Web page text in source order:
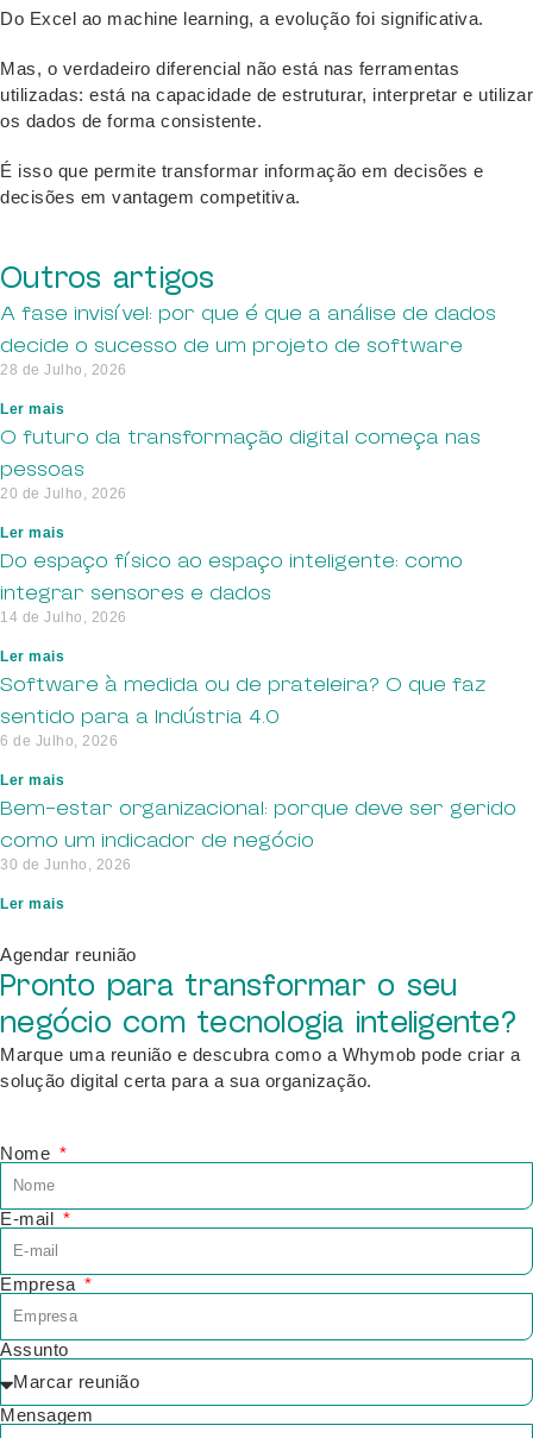
Do Excel ao machine learning, a evolução foi significativa.
Mas, o verdadeiro diferencial não está nas ferramentas
utilizadas: está na capacidade de estruturar, interpretar e utilizar
os dados de forma consistente.
É isso que permite transformar informação em decisões e
decisões em vantagem competitiva.
Outros artigos
A fase invisível: por que é que a análise de dados
decide o sucesso de um projeto de software
28 de Julho, 2026
Ler mais
O futuro da transformação digital começa nas
pessoas
20 de Julho, 2026
Ler mais
Do espaço físico ao espaço inteligente: como
integrar sensores e dados
14 de Julho, 2026
Ler mais
Software à medida ou de prateleira? O que faz
sentido para a Indústria 4.0
6 de Julho, 2026
Ler mais
Bem-estar organizacional: porque deve ser gerido
como um indicador de negócio
30 de Junho, 2026
Ler mais
Agendar reunião
Pronto para transformar o seu
negócio com tecnologia inteligente?
Marque uma reunião e descubra como a Whymob pode criar a
solução digital certa para a sua organização.
Nome
E-mail
Empresa
Assunto
Mensagem